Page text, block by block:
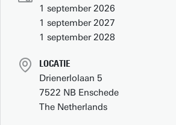
1 september 2026
1 september 2027
1 september 2028
LOCATIE
Drienerlolaan 5
7522 NB Enschede
The Netherlands